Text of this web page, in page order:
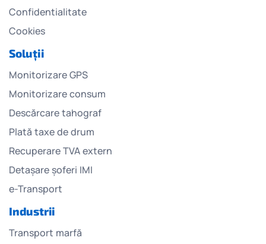
Confidentialitate
Cookies
Soluții
Monitorizare GPS
Monitorizare consum
Descărcare tahograf
Plată taxe de drum
Recuperare TVA extern
Detașare șoferi IMI
e-Transport
Industrii
Transport marfă